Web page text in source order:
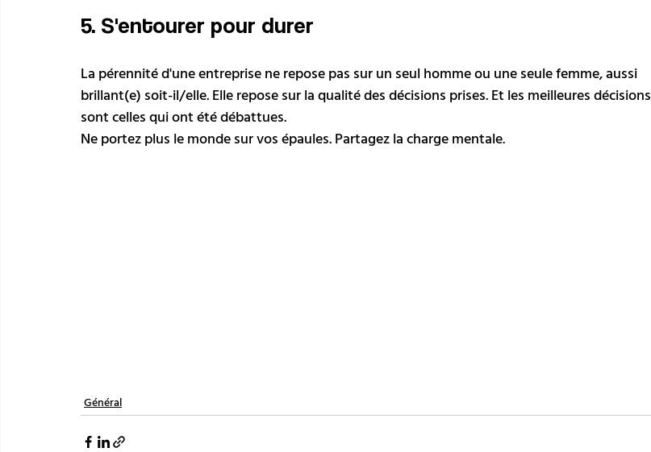
5. S'entourer pour durer
La pérennité d'une entreprise ne repose pas sur un seul homme ou une seule femme, aussi
brillant(e) soit-il/elle. Elle repose sur la qualité des décisions prises. Et les meilleures décisions
sont celles qui ont été débattues.
Ne portez plus le monde sur vos épaules. Partagez la charge mentale.
Général